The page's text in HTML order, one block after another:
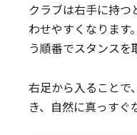
クラブは右手に持つ
わせやすくなります
う順番でスタンスを
右足から入ることで
き、自然に真っすぐ